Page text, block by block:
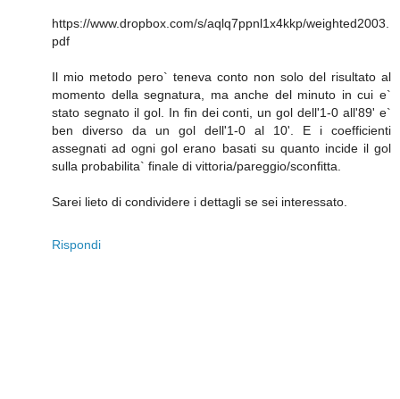
https://www.dropbox.com/s/aqlq7ppnl1x4kkp/weighted2003.
pdf
Il mio metodo pero` teneva conto non solo del risultato al
momento della segnatura, ma anche del minuto in cui e`
stato segnato il gol. In fin dei conti, un gol dell'1-0 all'89' e`
ben diverso da un gol dell'1-0 al 10'. E i coefficienti
assegnati ad ogni gol erano basati su quanto incide il gol
sulla probabilita` finale di vittoria/pareggio/sconfitta.
Sarei lieto di condividere i dettagli se sei interessato.
Rispondi